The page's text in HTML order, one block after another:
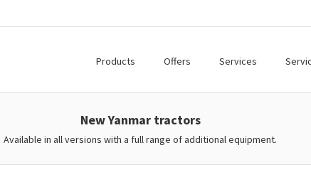
Products Offers Services
New Yanmar tractors
Available in all versions with a full range of additional equipment.